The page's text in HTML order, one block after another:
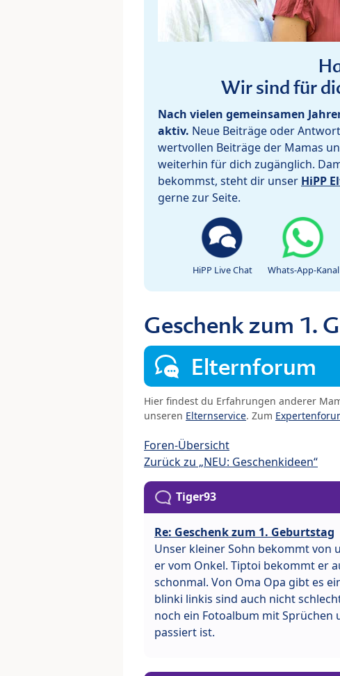
Wir sind für
Nach vielen gemeinsamen
aktiv. Neue Beiträge oder
wertvollen Beiträge der Mamas
weiterhin für dich zugänglich.
bekommst, steht dir unser HiPP
gerne zur Seite.
HiPP Live Chat Whats-App-Kanal
Geschenk zum 1.
Elternforum
Hier findest du Erfahrungen anderer
unseren Elternservice. Zum
Foren-Übersicht
Zurück zu „NEU: Geschenkideen“
Tiger93
Re: Geschenk zum 1. Geburtstag
Unser kleiner Sohn bekommt von
er vom Onkel. Tiptoi bekommt er
schonmal. Von Oma Opa gibt es
blinki linkis sind auch nicht
noch ein Fotoalbum mit Sprüchen
passiert ist.